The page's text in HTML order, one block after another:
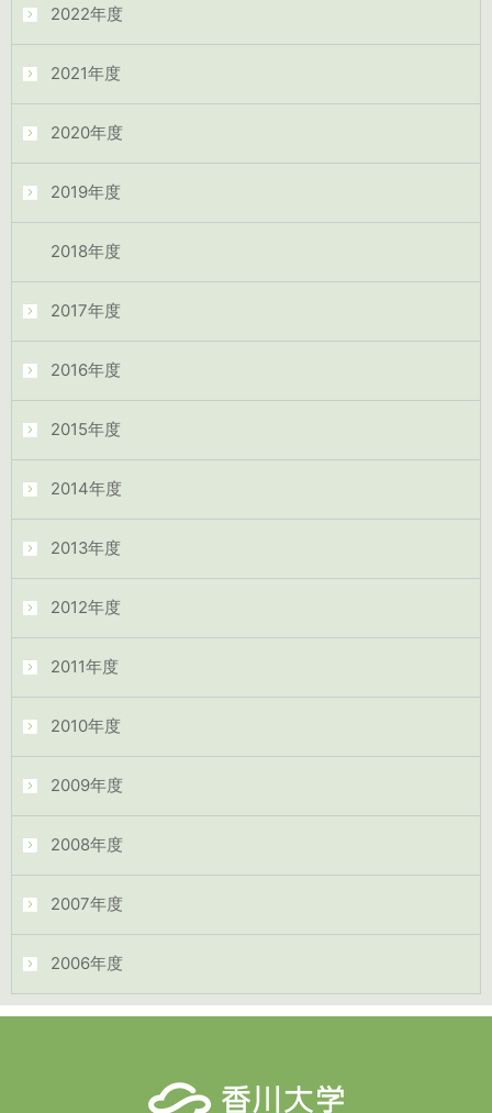
2022年度
2021年度
2020年度
2019年度
2018年度
2017年度
2016年度
2015年度
2014年度
2013年度
2012年度
2011年度
2010年度
2009年度
2008年度
2007年度
2006年度